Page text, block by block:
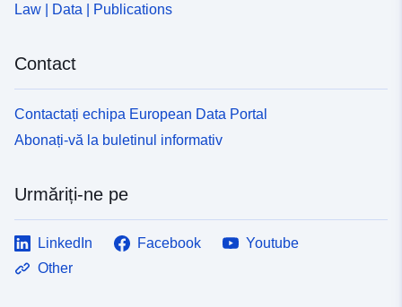
Law | Data | Publications
Contact
Contactați echipa European Data Portal
Abonați-vă la buletinul informativ
Urmăriți-ne pe
LinkedIn Facebook
Youtube
Other